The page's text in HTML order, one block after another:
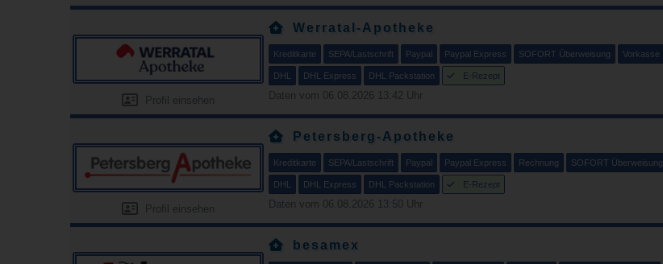
Profil einsehen
Werratal-Apotheke
Kreditkarte SEPA/Lastschrift Paypal Paypal Express SOFORT Überweisung Vorkasse
DHL DHL Express DHL Packstation E-Rezept
Daten vom 06.08.2026 13:42 Uhr
Profil einsehen
Petersberg-Apotheke
Kreditkarte SEPA/Lastschrift Paypal Paypal Express Rechnung SOFORT Überweisung
DHL DHL Express DHL Packstation E-Rezept
Daten vom 06.08.2026 13:50 Uhr
besamex